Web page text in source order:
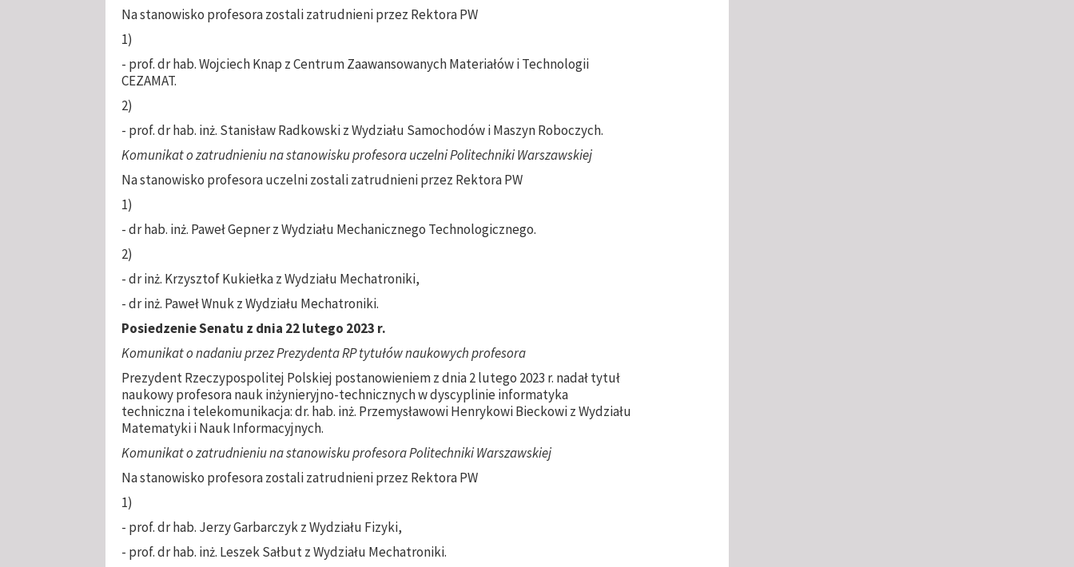
Na stanowisko profesora zostali zatrudnieni przez Rektora PW
1)
- prof. dr hab. Wojciech Knap z Centrum Zaawansowanych Materiałów i Technologii
CEZAMAT.
2)
- prof. dr hab. inż. Stanisław Radkowski z Wydziału Samochodów i Maszyn Roboczych.
Komunikat o zatrudnieniu na stanowisku profesora uczelni Politechniki Warszawskiej
Na stanowisko profesora uczelni zostali zatrudnieni przez Rektora PW
1)
- dr hab. inż. Paweł Gepner z Wydziału Mechanicznego Technologicznego.
2)
- dr inż. Krzysztof Kukiełka z Wydziału Mechatroniki,
- dr inż. Paweł Wnuk z Wydziału Mechatroniki.
Posiedzenie Senatu z dnia 22 lutego 2023 r.
Komunikat o nadaniu przez Prezydenta RP tytułów naukowych profesora
Prezydent Rzeczypospolitej Polskiej postanowieniem z dnia 2 lutego 2023 r. nadał tytuł
naukowy profesora nauk inżynieryjno-technicznych w dyscyplinie informatyka
techniczna i telekomunikacja: dr. hab. inż. Przemysławowi Henrykowi Bieckowi z Wydziału
Matematyki i Nauk Informacyjnych.
Komunikat o zatrudnieniu na stanowisku profesora Politechniki Warszawskiej
Na stanowisko profesora zostali zatrudnieni przez Rektora PW
1)
- prof. dr hab. Jerzy Garbarczyk z Wydziału Fizyki,
- prof. dr hab. inż. Leszek Sałbut z Wydziału Mechatroniki.